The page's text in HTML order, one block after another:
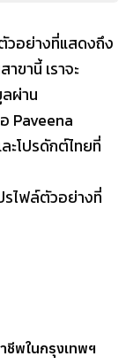
วอย่างที่แสดงถึง
ขานี้ เราจะ
ผ่าน
Paveena
ะโปรดักต์ไทยที่
รไฟล์ตัวอย่างที่
ชีพในกรุงเทพฯ